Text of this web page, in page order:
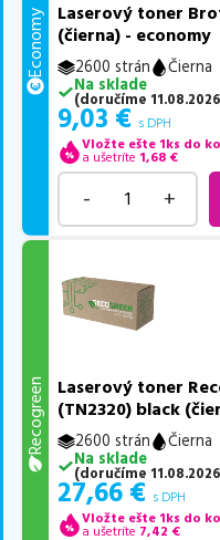
Economy
Laserový toner
(čierna) - economy
2600 strán
Čierna
Na sklade
(doručíme 11.08.2026
9,03 € s DPH
Vložte ešte 1ks do
a ušetríte 1,68 €
- +
Recogreen Laserový toner
(TN2320) black
2600 strán
Čierna
Na sklade
(doručíme 11.08.2026
27,66 € s DPH
Vložte ešte 1ks do
a ušetríte 7,42 €